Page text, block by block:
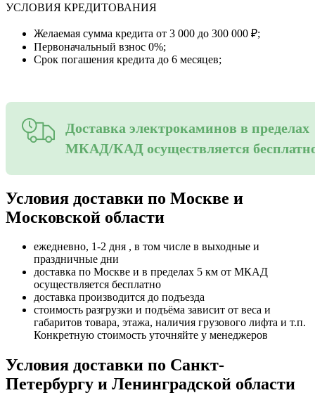
УСЛОВИЯ КРЕДИТОВАНИЯ
Желаемая сумма кредита от 3 000 до 300 000 ₽;
Первоначальный взнос 0%;
Срок погашения кредита до 6 месяцев;
Доставка электрокаминов в пределах
МКАД/КАД осуществляется
Условия доставки по Москве и
Московской области
ежедневно, 1-2 дня , в том числе в выходные и
праздничные дни
доставка по Москве и в пределах 5 км от МКАД
осуществляется бесплатно
доставка производится до подъезда
стоимость разгрузки и подъёма зависит от веса и
габаритов товара, этажа, наличия грузового лифта и т.п.
Конкретную стоимость уточняйте у менеджеров
Условия доставки по Санкт-
Петербургу и Ленинградской области